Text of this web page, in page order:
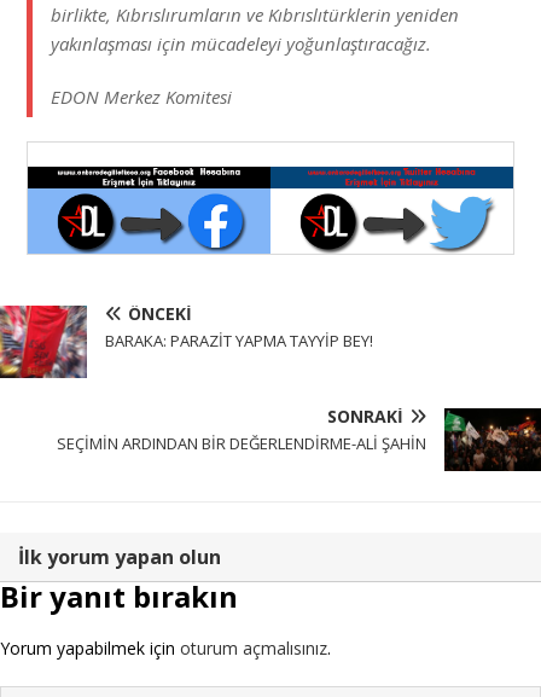
birlikte, Kıbrıslırumların ve Kıbrıslıtürklerin yeniden
yakınlaşması için mücadeleyi yoğunlaştıracağız.
EDON Merkez Komitesi
ÖNCEKI
BARAKA: PARAZİT YAPMA TAYYİP BEY!
SONRAKI
SEÇİMİN ARDINDAN BİR DEĞERLENDİRME-ALİ ŞAHİN
İlk yorum yapan olun
Bir yanıt bırakın
Yorum yapabilmek için oturum açmalısınız.